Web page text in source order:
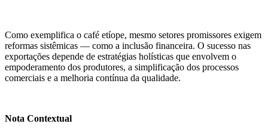
Como exemplifica o café etíope, mesmo setores promissores exigem
reformas sistêmicas — como a inclusão financeira. O sucesso nas
exportações depende de estratégias holísticas que envolvem o
empoderamento dos produtores, a simplificação dos processos
comerciais e a melhoria contínua da qualidade.
Nota Contextual